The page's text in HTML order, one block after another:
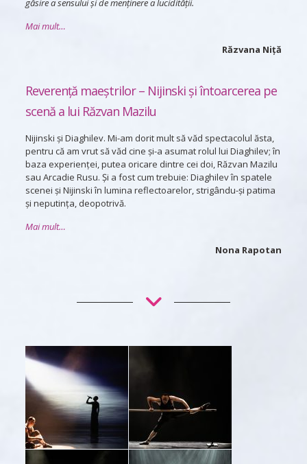
găsire a sensului şi de menţinere a lucidităţii.
Mai mult…
Răzvana Niță
Reverență maeștrilor – Nijinski și întoarcerea pe
scenă a lui Răzvan Mazilu
Nijinski și Diaghilev. Mi-am dorit mult să văd spectacolul ăsta,
pentru că am vrut să văd cine și-a asumat rolul lui Diaghilev; în
baza experienței, putea oricare dintre cei doi, Răzvan Mazilu
sau Arcadie Rusu. Și a fost cum trebuie: Diaghilev în spatele
scenei și Nijinski în lumina reflectoarelor, strigându-și patima
și neputința, deopotrivă.
Mai mult…
Nona Rapotan